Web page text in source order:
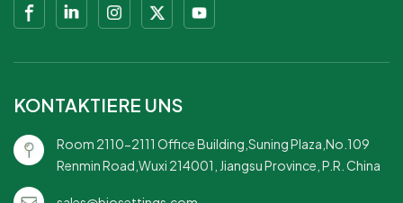
KONTAKTIERE UNS
Room 2110-2111 Office Building,Suning Plaza,No.109
Renmin Road,Wuxi 214001, Jiangsu Province, P.R. China